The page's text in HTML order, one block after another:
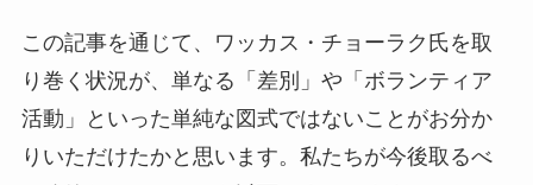
この記事を通じて、ワッカス・チョーラク氏を取
り巻く状況が、単なる「差別」や「ボランティア
活動」といった単純な図式ではないことがお分か
りいただけたかと思います。私たちが今後取るべ